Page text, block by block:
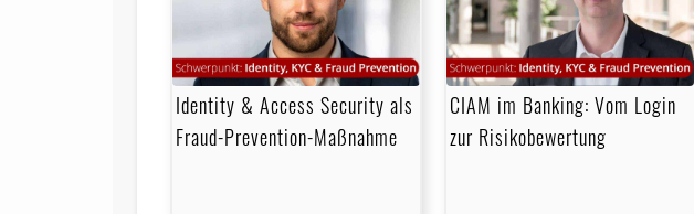
Identity & Access Security als
Fraud-Prevention-Maßnahme
CIAM im Banking: Vom Login
zur Risikobewertung